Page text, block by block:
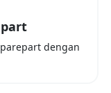
dengan